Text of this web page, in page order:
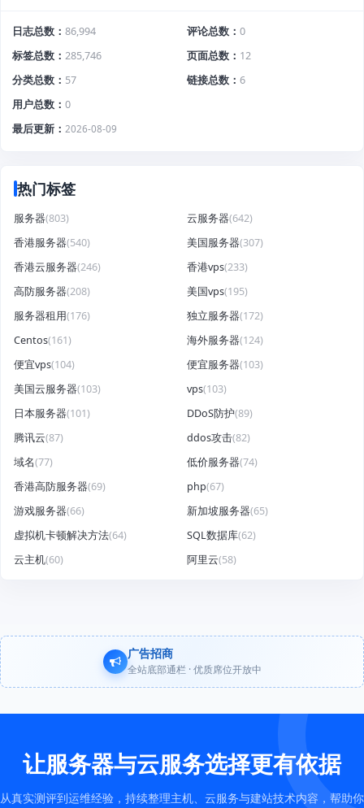
日志总数 86,994 评论总数
0
标签总数
285,746 页面总数
12
分类总数
57 链接总数
6
用户总数
0
最后更新
2026-08-09
热门标签
服务器(803) 云服务器(642)
香港服务器(540) 美国服务器(307)
香港云服务器(246) 香港vps(233)
高防服务器(208) 美国vps(195)
服务器租用(176) 独立服务器(172)
Centos(161) 海外服务器(124)
便宜vps(104) 便宜服务器(103)
美国云服务器(103) vps(103)
日本服务器(101) DDoS防护(89)
腾讯云(87) ddos攻击(82)
域名(77) 低价服务器(74)
香港高防服务器(69) php(67)
游戏服务器(66) 新加坡服务器(65)
虚拟机卡顿解决方法(64) SQL数据库(62)
云主机(60) 阿里云(58)
广告招商
全站底部通栏 · 优质席位开放中
让服务器与云服务选择更有依据
从真实测评到运维经验，持续整理主机、云服务与建站技术内容，帮助你